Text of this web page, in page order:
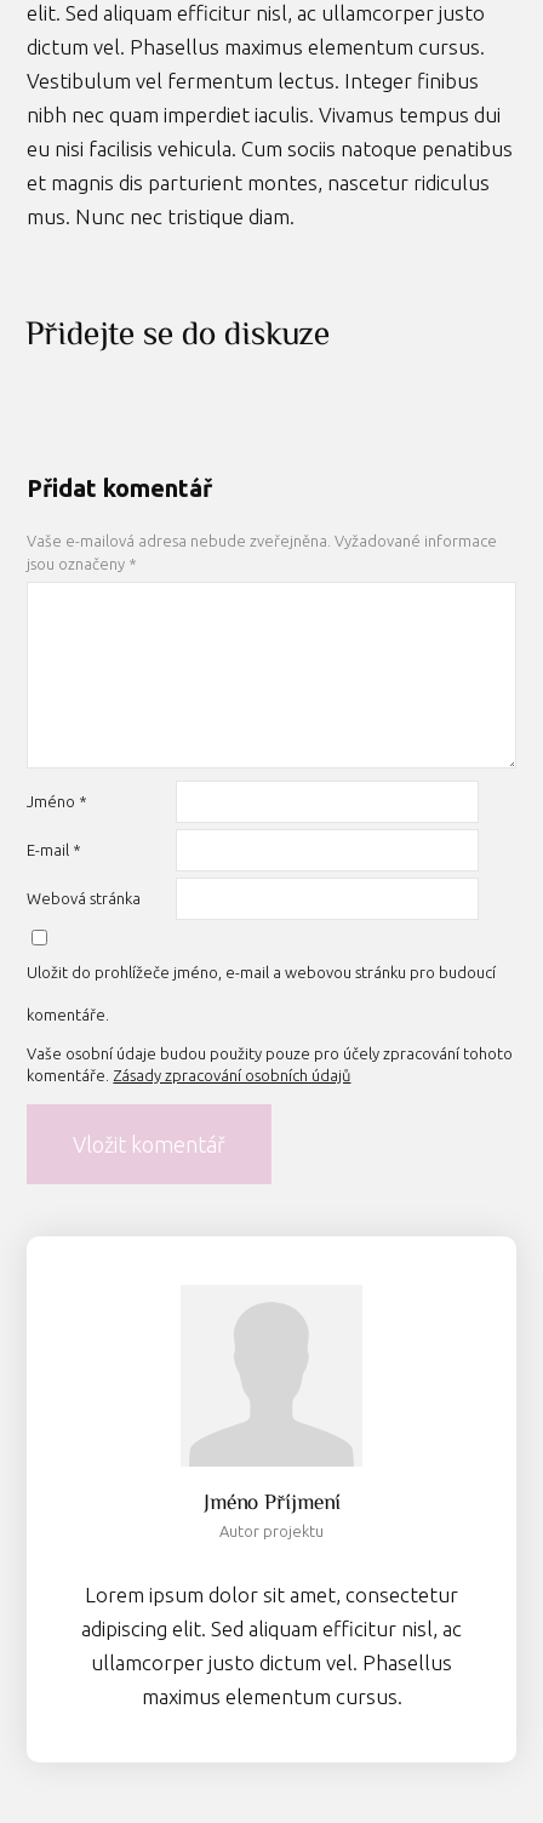
elit. Sed aliquam efficitur nisl, ac ullamcorper justo
dictum vel. Phasellus maximus elementum cursus.
Vestibulum vel fermentum lectus. Integer finibus
nibh nec quam imperdiet iaculis. Vivamus tempus dui
eu nisi facilisis vehicula. Cum sociis natoque penatibus
et magnis dis parturient montes, nascetur ridiculus
mus. Nunc nec tristique diam.
Přidejte se do diskuze
Přidat komentář
Vaše e-mailová adresa nebude zveřejněna. Vyžadované informace
jsou označeny *
Jméno *
E-mail *
Webová stránka
Uložit do prohlížeče jméno, e-mail a webovou stránku pro budoucí
komentáře.
Vaše osobní údaje budou použity pouze pro účely zpracování tohoto
komentáře. Zásady zpracování osobních údajů
Jméno Příjmení
Autor projektu
Lorem ipsum dolor sit amet, consectetur
adipiscing elit. Sed aliquam efficitur nisl, ac
ullamcorper justo dictum vel. Phasellus
maximus elementum cursus.